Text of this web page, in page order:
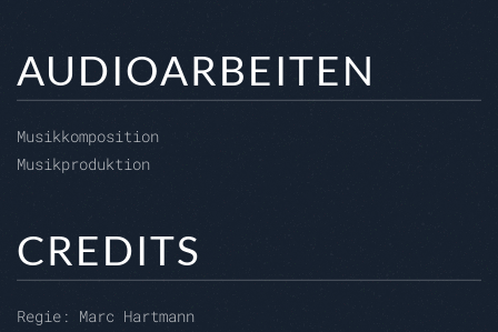
AUDIOARBEITEN
Musikkomposition
Musikproduktion
CREDITS
Regie: Marc Hartmann